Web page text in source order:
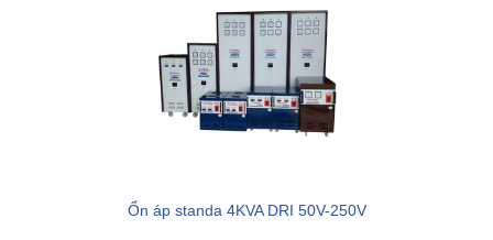
Ổn áp standa 4KVA DRI 50V-250V